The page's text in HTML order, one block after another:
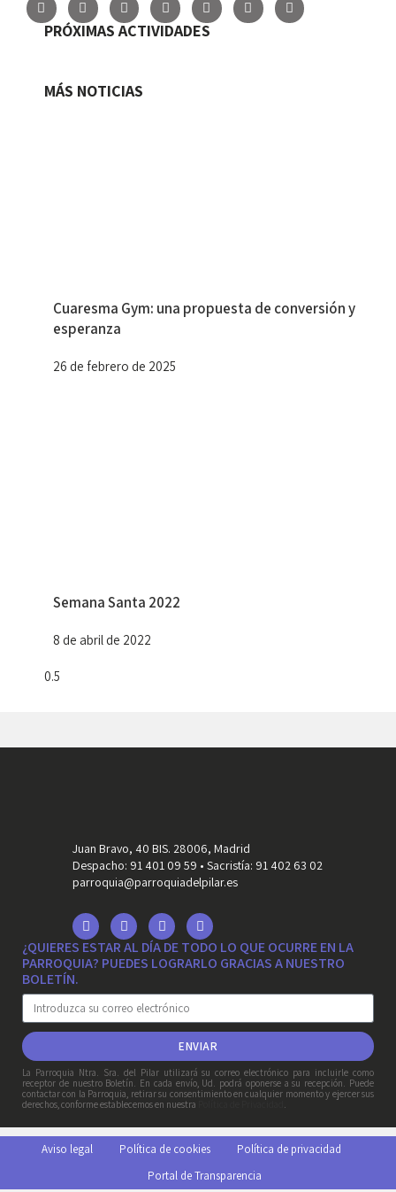
PRÓXIMAS ACTIVIDADES
MÁS NOTICIAS
Cuaresma Gym: una propuesta de conversión y
esperanza
26 de febrero de 2025
Semana Santa 2022
8 de abril de 2022
Juan Bravo, 40 BIS. 28006, Madrid
Despacho: 91 401 09 59 • Sacristía: 91 402 63 02
parroquia@parroquiadelpilar.es
¿QUIERES ESTAR AL DÍA DE TODO LO QUE OCURRE EN LA
PARROQUIA? PUEDES LOGRARLO GRACIAS A NUESTRO
BOLETÍN.
ENVIAR
La Parroquia Ntra. Sra. del Pilar utilizará su correo electrónico para incluirle como
receptor de nuestro Boletín. En cada envío, Ud. podrá oponerse a su recepción. Puede
contactar con la Parroquia, retirar su consentimiento en cualquier momento y ejercer sus
derechos, conforme establecemos en nuestra
.
Aviso legal Política de cookies
Política de privacidad
Portal de Transparencia